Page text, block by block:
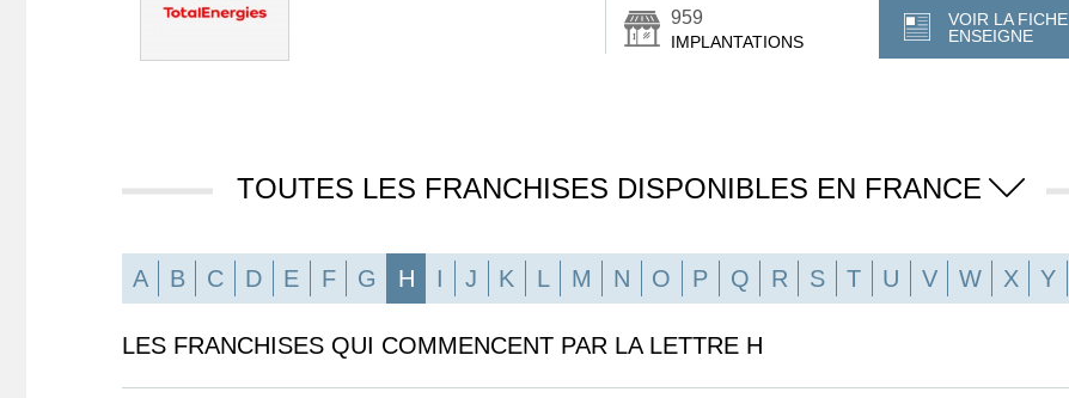
959
IMPLANTATIONS
VOIR LA FICHE
ENSEIGNE
TOUTES LES FRANCHISES DISPONIBLES EN FRANCE
A B C D E F G H I J K L M N O P Q R S T U V W X Y
LES FRANCHISES QUI COMMENCENT PAR LA LETTRE H